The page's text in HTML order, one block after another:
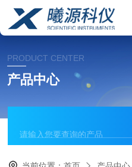
PRODUCT CENTER
产品中心